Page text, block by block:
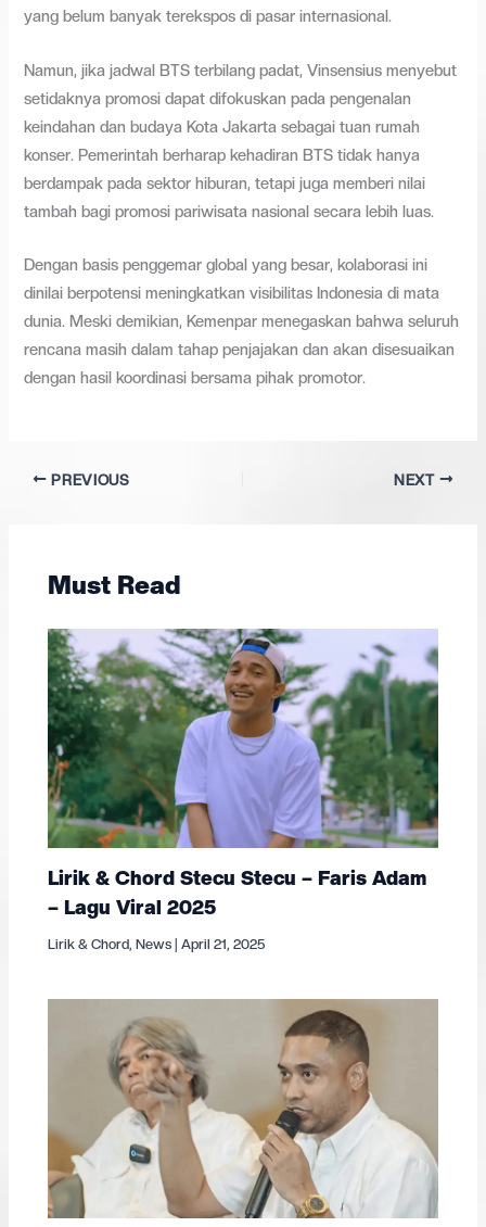
yang belum banyak terekspos di pasar internasional.
Namun, jika jadwal BTS terbilang padat, Vinsensius menyebut
setidaknya promosi dapat difokuskan pada pengenalan
keindahan dan budaya Kota Jakarta sebagai tuan rumah
konser. Pemerintah berharap kehadiran BTS tidak hanya
berdampak pada sektor hiburan, tetapi juga memberi nilai
tambah bagi promosi pariwisata nasional secara lebih luas.
Dengan basis penggemar global yang besar, kolaborasi ini
dinilai berpotensi meningkatkan visibilitas Indonesia di mata
dunia. Meski demikian, Kemenpar menegaskan bahwa seluruh
rencana masih dalam tahap penjajakan dan akan disesuaikan
dengan hasil koordinasi bersama pihak promotor.
PREVIOUS NEXT
Must Read
Lirik & Chord Stecu Stecu – Faris Adam
– Lagu Viral 2025
Lirik & Chord,News |April 21, 2025